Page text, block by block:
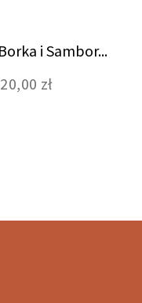
i Sambor...
20,00 zł